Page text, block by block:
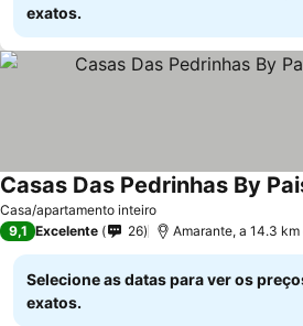
exatos.
Casa/apartamento inteiro
Casas Das Pedrinhas By
9,1 Excelente 26 Amarante, a 14.3
Selecione as datas para ver os
exatos.